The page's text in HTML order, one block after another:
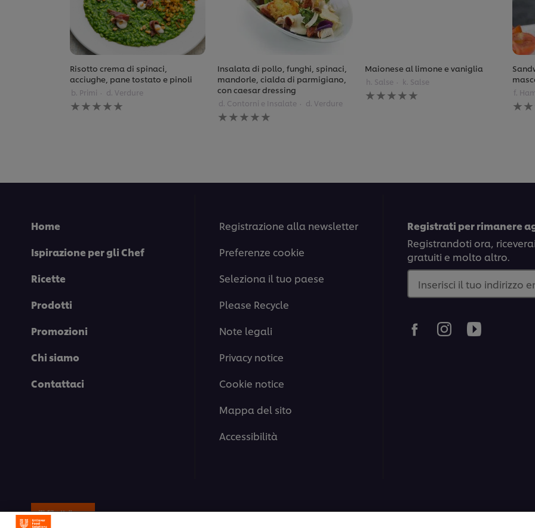
Risotto crema di spinaci,
acciughe, pane tostato e pinoli
b. Primi d. Verdure
Nessuna
valutazione
Insalata di pollo, funghi, spinaci,
mandorle, cialda di parmigiano,
con caesar dressing
d. Contorni e Insalate d. Verdure
Nessuna
valutazione
Maionese al limone e vaniglia
h. Salse k. Salse
Nessuna
valutazione
f.
Home
Ispirazione per gli Chef
Ricette
Prodotti
Promozioni
Chi siamo
Contattaci
Registrazione alla newsletter
Preferenze cookie
Seleziona il tuo paese
Please Recycle
Note legali
Privacy notice
Cookie notice
Mappa del sito
Accessibilità
Registrati per rimanere
Registrandoti ora,
gratuiti e molto altro.
Inserisci il tuo indirizzo